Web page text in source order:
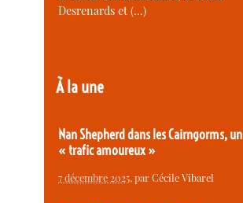
Desrenards et (…)
À la une
Nan Shepherd dans les Cairngorms, un
« trafic amoureux »
7 décembre 2025, parCécile Vibarel